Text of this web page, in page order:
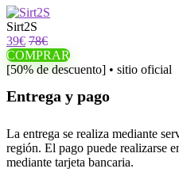
Sirt2S
39€ 78€
COMPRAR
[50% de descuento] • sitio oficial
Entrega y pago
La entrega se realiza mediante
región. El pago puede realizarse
mediante tarjeta bancaria.